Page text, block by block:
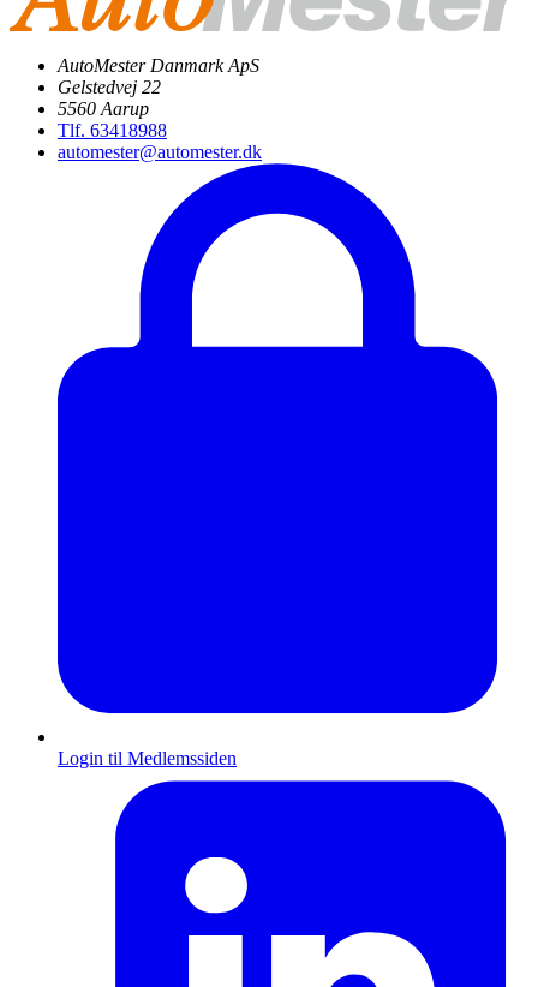
AutoMester Danmark ApS
Gelstedvej 22
5560 Aarup
Tlf. 63418988
automester@automester.dk
Login til Medlemssiden